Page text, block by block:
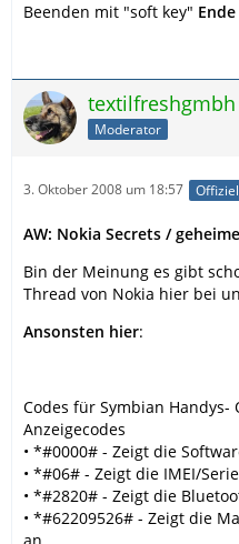
Beenden mit "soft key" Ende
textilfreshgmbh
Moderator
3. Oktober 2008 um 18:57
AW: Nokia Secrets /
Bin der Meinung es gibt
Thread von Nokia hier bei
Ansonsten hier:
Codes für Symbian Handys-
Anzeigecodes
• *#0000# - Zeigt die
• *#06# - Zeigt die IMEI/
• *#2820# - Zeigt die
• *#62209526# - Zeigt die
an